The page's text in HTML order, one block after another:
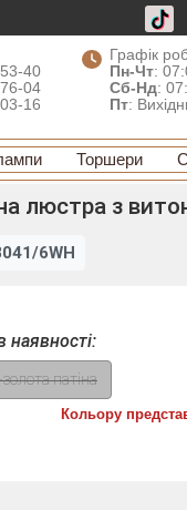
40
04
16
Графік
Пн-Чт:
Сб-Нд:
Пт:
Торшери
люстра з
6WH
наявності:
патіна
Кольору